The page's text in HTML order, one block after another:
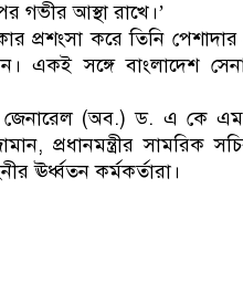
গভীর আস্থা রাখে।’
করে তিনি পেশাদার
একই সঙ্গে বাংলাদেশ
জেনারেল (অব.) ড. এ কে
প্রধানমন্ত্রীর সামরিক
ঊর্ধ্বতন কর্মকর্তারা।